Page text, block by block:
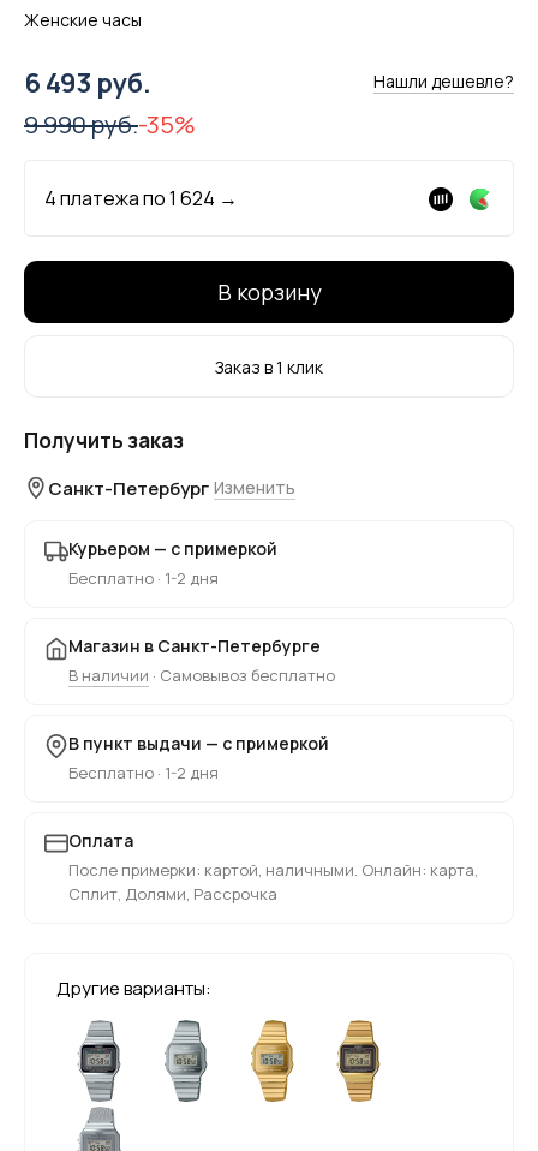
Женские часы
6 493 руб. Нашли дешевле?
9 990 руб.-35%
4 платежа по1 624 →
В корзину
Заказ в 1 клик
Получить заказ
Санкт-Петербург Изменить
Курьером — с примеркой
Бесплатно · 1-2 дня
Магазин в Санкт-Петербурге
В наличии · Самовывоз бесплатно
В пункт выдачи — с примеркой
Бесплатно · 1-2 дня
Оплата
После примерки: картой, наличными. Онлайн: карта,
Сплит, Долями, Рассрочка
Другие варианты: